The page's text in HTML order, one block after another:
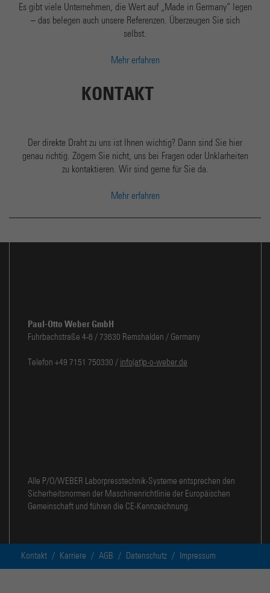
Es gibt viele Unternehmen, die Wert auf „Made in Germany“ legen
– das belegen auch unsere Referenzen. Überzeugen Sie sich
selbst.
Mehr erfahren
KONTAKT
Der direkte Draht zu uns ist Ihnen wichtig? Dann sind Sie hier
genau richtig. Zögern Sie nicht, uns bei Fragen oder Unklarheiten
zu kontaktieren. Wir sind gerne für Sie da.
Mehr erfahren
Paul-Otto Weber GmbH
Fuhrbachstraße 4-6 / 73630 Remshalden / Germany
Telefon +49 7151 750330 / info(at)p-o-weber.de
Alle P/O/WEBER Laborpresstechnik-Systeme entsprechen den
Sicherheitsnormen der Maschinenrichtlinie der Europäischen
Gemeinschaft und führen die CE-Kennzeichnung.
Kontakt / Karriere / AGB / Datenschutz / Impressum